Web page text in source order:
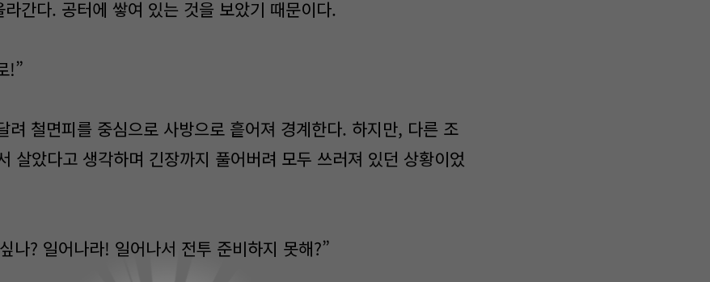
간다. 공터에 쌓여 있는 것을 보았기 때문이다.
!”
려 철면피를 중심으로 사방으로 흩어져 경계한다. 하지만, 다른 조
살았다고 생각하며 긴장까지 풀어버려 모두 쓰러져 있던 상황이었
나? 일어나라! 일어나서 전투 준비하지 못해?”